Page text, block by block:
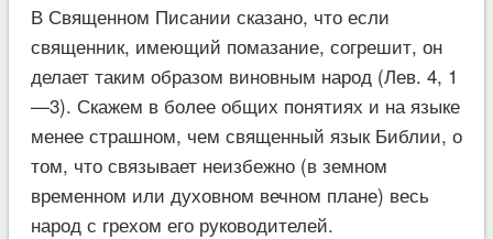
В Священном Писании сказано, что если
священник, имеющий помазание, согрешит, он
делает таким образом виновным народ (Лев. 4, 1
—3). Скажем в более общих понятиях и на языке
менее страшном, чем священный язык Библии, о
том, что связывает неизбежно (в земном
временном или духовном вечном плане) весь
народ с грехом его руководителей.